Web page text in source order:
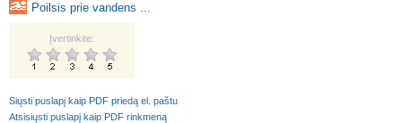
Poilsis prie vandens ...
Įvertinkite:
Siųsti puslapį kaip PDF priedą el. paštu
Atsisiųsti puslapį kaip PDF rinkmeną